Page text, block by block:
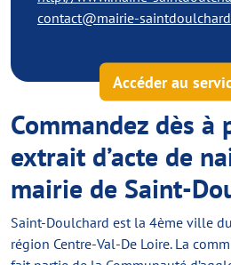
contact@mairie-
Accéder au
Commandez dès à
extrait d’acte de
mairie de Saint-
Saint-Doulchard est la 4ème ville
région Centre-Val-De Loire. La